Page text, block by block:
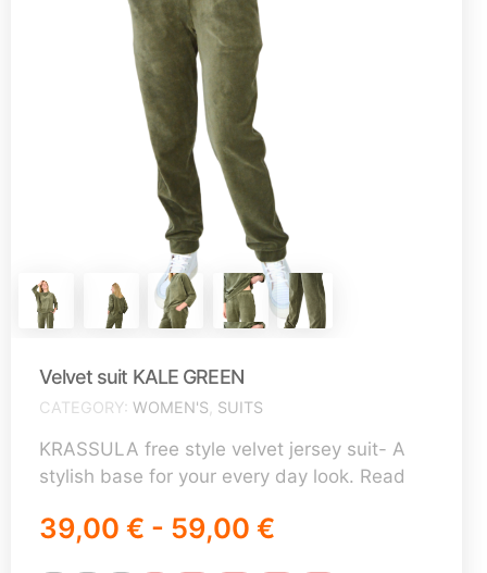
Velvet suit KALE GREEN
CATEGORY WOMEN'S SUITS
KRASSULA free style velvet jersey suit- A
stylish base for your every day look. Read
39,00 € - 59,00 €